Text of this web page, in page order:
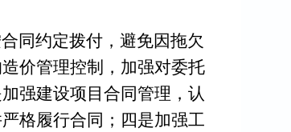
同约定拨付，避免因拖欠
价管理控制，加强对委托
加强建设项目合同管理，认
格履行合同 ；四是加强工